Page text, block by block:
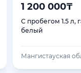
1 200 000₸
С пробегом 1.5 л,
белый
Мангистауская